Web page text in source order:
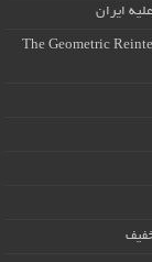
ایران
The Geometric